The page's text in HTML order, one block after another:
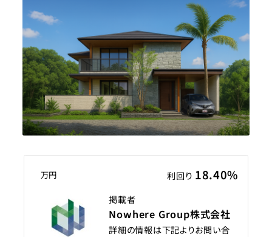
万円 利回り 18.40%
掲載者
Nowhere Group株式会社
詳細の情報は下記よりお問い合